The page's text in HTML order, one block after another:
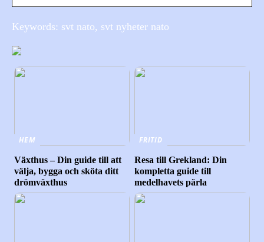
Keywords: svt nato, svt nyheter nato
HEM
Växthus – Din guide till att
välja, bygga och sköta ditt
drömväxthus
FRITID
Resa till Grekland: Din
kompletta guide till
medelhavets pärla